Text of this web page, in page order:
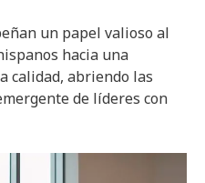
un papel valioso al
hacia una
calidad, abriendo las
de líderes con